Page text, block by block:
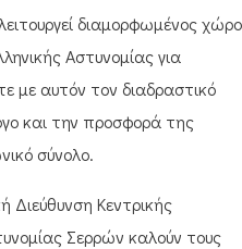
διαμορφωμένος
Αστυνομίας για
με αυτόν τον διαδραστικό
και την προσφορά της
σύνολο.
Διεύθυνση Κεντρικής
Σερρών καλούν τους